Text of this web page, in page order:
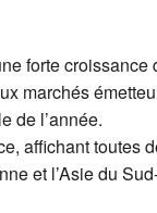
forte
marchés
de l’année.
affichant
et l’Asie du